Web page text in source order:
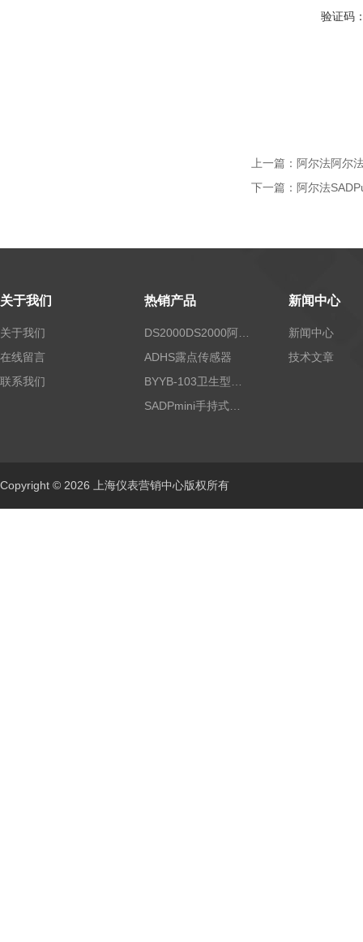
验证码
上一篇： 阿尔法阿尔
下一篇： 阿尔法
关于我们
关于我们
在线留言
联系我们
热销产品
ADHS露点传感器
新闻中心
新闻中心
技术文章
Copyright © 2026 上海仪表营销中心版权所有